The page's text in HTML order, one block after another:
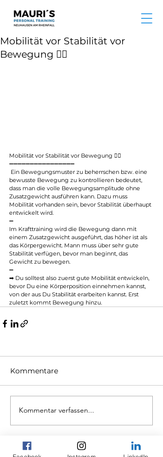
Mobilität vor Stabilität vor
Bewegung ☝🏽
Mobilität vor Stabilität vor Bewegung ☝🏽
➖➖➖➖➖➖➖➖➖➖➖➖➖➖➖➖
bewusste Bewegung zu kontrollieren bedeutet,
dass man die volle Bewegungsamplitude ohne
Zusatzgewicht ausführen kann. Dazu muss
Mobilität vorhanden sein, bevor Stabilität überhaupt
entwickelt wird.
➖
Im Krafttraining wird die Bewegung dann mit
einem Zusatzgewicht ausgeführt, das höher ist als
das Körpergewicht. Mann muss über sehr gute
Stabilität verfügen, bevor man beginnt, das
Gewicht zu bewegen.
➖
➡ Du solltest also zuerst gute Mobilität entwickeln,
bevor Du eine Körperposition einnehmen kannst,
von der aus Du Stabilität erarbeiten kannst. Erst
zuletzt kommt Bewegung hinzu.
Kommentare
Kommentar verfassen...